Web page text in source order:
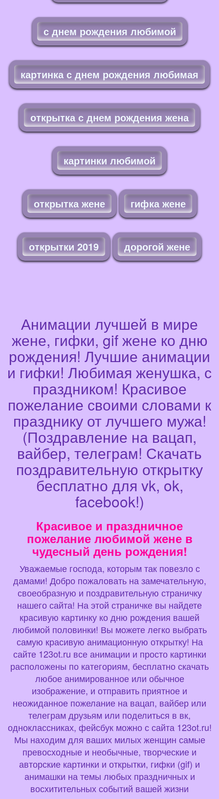
с днем рождения любимой
картинка с днем рождения любимая
открытка с днем рождения жена
картинки любимой
открытка жене гифка жене
открытки 2019 дорогой жене
Анимации лучшей в мире
жене, гифки, gif жене ко дню
рождения! Лучшие анимации
и гифки! Любимая женушка, с
праздником! Красивое
пожелание своими словами к
празднику от лучшего мужа!
(Поздравление на вацап,
вайбер, телеграм! Скачать
поздравительную открытку
бесплатно для vk, ok,
facebook!)
Красивое и праздничное
пожелание любимой жене в
чудесный день рождения!
Уважаемые господа, которым так повезло с
дамами! Добро пожаловать на замечательную,
своеобразную и поздравительную страничку
нашего сайта! На этой страничке вы найдете
красивую картинку ко дню рождения вашей
любимой половинки! Вы можете легко выбрать
самую красивую анимационную открытку! На
сайте 123ot.ru все анимации и просто картинки
расположены по категориям, бесплатно скачать
любое анимированное или обычное
изображение, и отправить приятное и
неожиданное пожелание на вацап, вайбер или
телеграм друзьям или поделиться в вк,
одноклассниках, фейсбук можно с сайта 123ot.ru!
Мы находим для ваших милых женщин самые
превосходные и необычные, творческие и
авторские картинки и открытки, гифки (gif) и
анимашки на темы любых праздничных и
восхитительных событий вашей жизни